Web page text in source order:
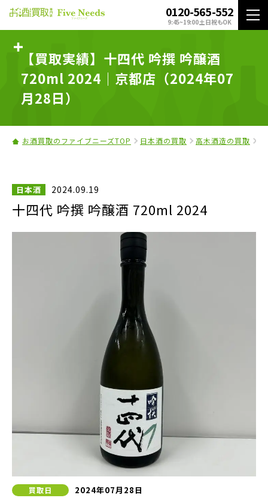
0120-565-552
9:45~19:00 土日祝もOK
【買取実績】十四代 吟撰 吟醸酒
720ml 2024｜京都店（2024年07
月28日）
お酒買取のファイブニーズTOP 日本酒の買取 高木酒造の買取
日本酒 2024.09.19
十四代 吟撰 吟醸酒 720ml 2024
買取日 2024年07月28日